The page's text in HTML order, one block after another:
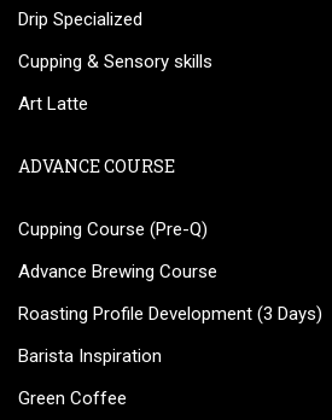
Drip Specialized
Cupping & Sensory skills
Art Latte
ADVANCE COURSE
Cupping Course (Pre-Q)
Advance Brewing Course
Roasting Profile Development (3 Days)
Barista Inspiration
Green Coffee